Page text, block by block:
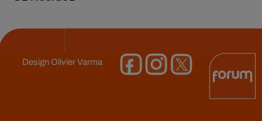
DesignOlivier Varma